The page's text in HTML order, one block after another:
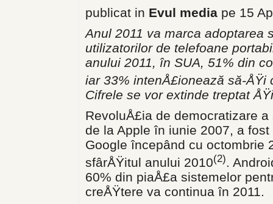
publicat in Evul media pe 15
Anul 2011 va marca adoptarea
utilizatorilor de telefoane
anului 2011, în SUA, 51% din
iar 33% intenÅ£ionează să-
Cifrele se vor extinde treptat
RevoluÅ£ia de democratizare
de la Apple în iunie 2007, a
Google începând cu octombrie
sfârÅŸitul anului 2010(2).
60% din piaÅ£a sistemelor
creÅŸtere va continua în 2011.